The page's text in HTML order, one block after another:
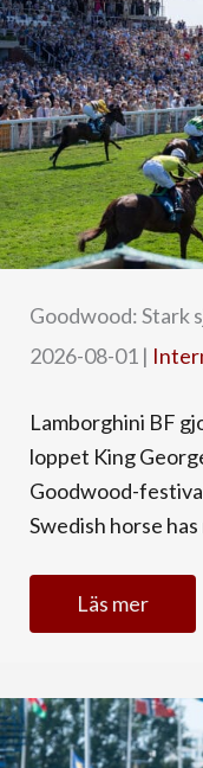
Goodwood: Stark
2026-08-01 |
Lamborghini BF
loppet King
Goodwood-
Swedish horse
Läs mer